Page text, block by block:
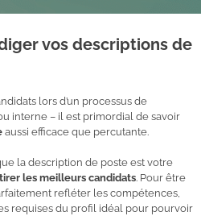
vos descriptions de
lors d’un processus de
interne – il est primordial de savoir
aussi efficace que percutante.
la description de poste est votre
les meilleurs candidats. Pour être
refléter les compétences,
requises du profil idéal pour pourvoir